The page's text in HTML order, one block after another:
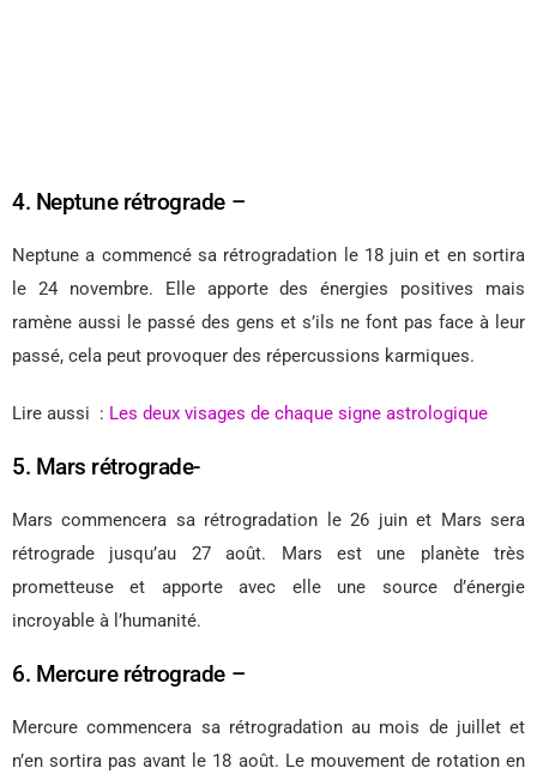
4. Neptune rétrograde –
Neptune a commencé sa rétrogradation le 18 juin et en sortira
le 24 novembre. Elle apporte des énergies positives mais
ramène aussi le passé des gens et s’ils ne font pas face à leur
passé, cela peut provoquer des répercussions karmiques.
Lire aussi : Les deux visages de chaque signe astrologique
5. Mars rétrograde-
Mars commencera sa rétrogradation le 26 juin et Mars sera
rétrograde jusqu’au 27 août. Mars est une planète très
prometteuse et apporte avec elle une source d’énergie
incroyable à l’humanité.
6. Mercure rétrograde –
Mercure commencera sa rétrogradation au mois de juillet et
n’en sortira pas avant le 18 août. Le mouvement de rotation en